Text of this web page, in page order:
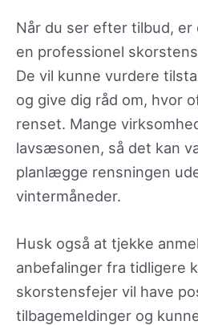
Når du ser efter tilbud,
en professionel
De vil kunne vurdere
og give dig råd om, hvor
renset. Mange
lavsæsonen, så det kan
planlægge rensningen
vintermåneder.
Husk også at tjekke
anbefalinger fra tidligere
skorstensfejer vil have
tilbagemeldinger og